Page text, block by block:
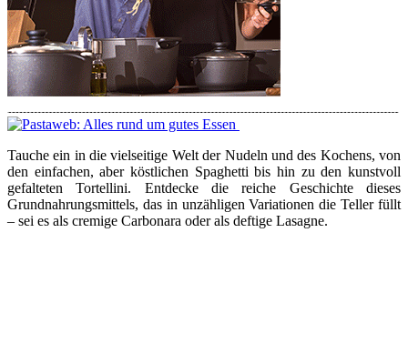
Tauche ein in die vielseitige Welt der Nudeln und des Kochens, von
den einfachen, aber köstlichen Spaghetti bis hin zu den kunstvoll
gefalteten Tortellini. Entdecke die reiche Geschichte dieses
Grundnahrungsmittels, das in unzähligen Variationen die Teller füllt
– sei es als cremige Carbonara oder als deftige Lasagne.